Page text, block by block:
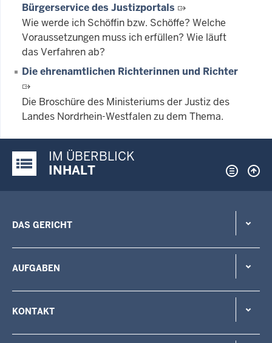
Bürgerservice des Justizportals
Wie werde ich Schöffin bzw. Schöffe? Welche
Voraussetzungen muss ich erfüllen? Wie läuft
das Verfahren ab?
Die ehrenamtlichen Richterinnen und Richter
Die Broschüre des Ministeriums der Justiz des
Landes Nordrhein-Westfalen zu dem Thema.
Justiz-Portal im Überblick:
IM ÜBERBLICK
INHALT
DAS GERICHT
AUFGABEN
KONTAKT